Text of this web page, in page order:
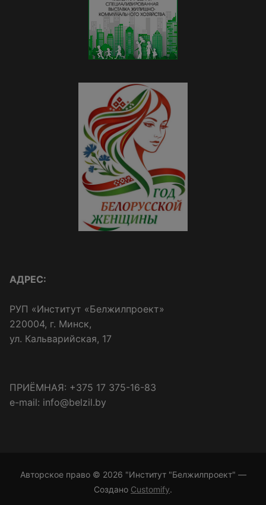
АДРЕС:
РУП «Институт «Белжилпроект»
220004, г. Минск,
ул. Кальварийская, 17
ПРИЁМНАЯ: +375 17 375-16-83
e-mail: info@belzil.by
Авторское право © 2026 "Институт "Белжилпроект" —
Создано Customify.